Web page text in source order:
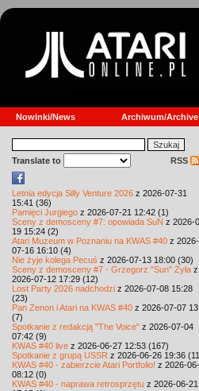
Nowinki/News Archiwum/Archive
Translate to RSS
Letnia edycja Silly Venture 2026 z 2026-07-31
15:41 (36)
Pamięci Jurgiego z 2026-07-21 12:42 (1)
Sceny z demosceny #7: opowiada SuN z 2026-
19 15:24 (2)
Atari Muzeum w Poznaniu na KWAS #40 z 2026-
07-16 16:10 (4)
Nie żyje kolega Pecuś z 2026-07-13 18:00 (30)
Sceny z demosceny #7 - Grzegorz "Sun" Żyła z
2026-07-12 17:29 (12)
Lost Party 2026 nadchodzi z 2026-07-08 15:28
(23)
Pan Zenon i Atari na KWAS #40 z 2026-07-07
(7)
Spotkanie z redakcją "The Voice" z 2026-07-04
07:42 (9)
KWAS #40 live z 2026-06-27 12:53 (167)
Spotkanie z grupą USSR z 2026-06-26 19:36
KWAS #40 - zabierzcie Atari Portfolio! z 2026-
08:12 (0)
KWAS #40 - naprawa retrosprzętu z 2026-06-21